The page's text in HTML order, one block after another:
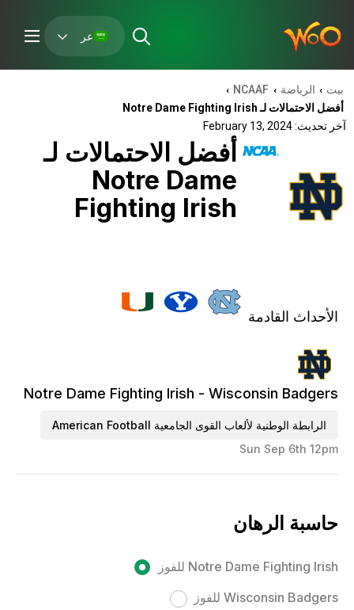
عر
بيت › الرياضة ›
NCAAF
›
أفضل الاحتمالات لـ Notre Dame Fighting Irish
آخر تحديث: February 13, 2024
أفضل الاحتمالات لـ
Notre Dame
Fighting Irish
الأحداث القادمة
Notre Dame Fighting Irish - Wisconsin Badgers
الرابطة الوطنية لألعاب القوى الجامعية American Football
Sun Sep 6th 12pm
حاسبة الرهان
Notre Dame Fighting Irish للفوز
Wisconsin Badgers للفوز